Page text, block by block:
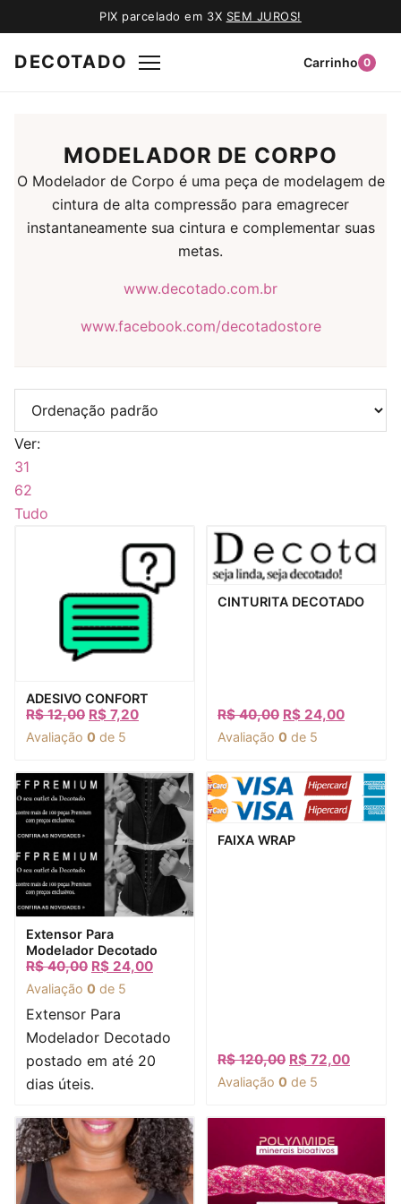
PIX parcelado em 3X SEM JUROS!
DECOTADO Carrinho 0
MODELADOR DE CORPO
O Modelador de Corpo é uma peça de modelagem de
cintura de alta compressão para emagrecer
instantaneamente sua cintura e complementar suas
metas.
www.decotado.com.br
www.facebook.com/decotadostore
Ver:
31
62
Tudo
Visualização rápida
ADESIVO CONFORT
R$12,00 R$ 7,20
Avaliação 0 de 5
Visualização rápida
CINTURITA DECOTADO
R$40,00 R$ 24,00
Avaliação 0 de 5
Visualização rápida
Extensor Para
Modelador Decotado
R$40,00 R$ 24,00
Avaliação 0 de 5
Extensor Para
Modelador Decotado
postado em até 20
dias úteis.
Visualização rápida
FAIXA WRAP
R$120,00 R$ 72,00
Avaliação 0 de 5